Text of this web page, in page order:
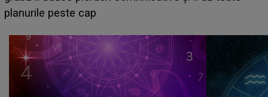
sa: "I-am spus și ei în față, eu nu te iubesc pentru